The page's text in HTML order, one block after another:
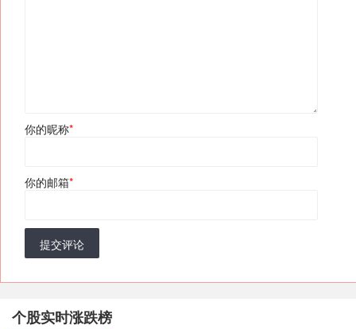
你的昵称*
你的邮箱*
提交评论
个股实时涨跌榜